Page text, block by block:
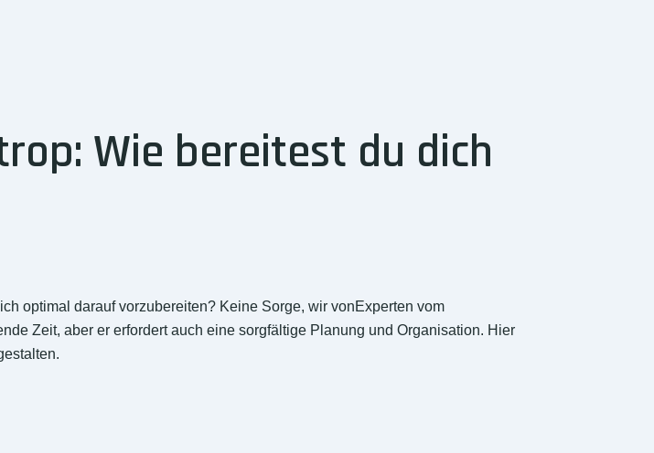
Wie bereitest du dich
optimal darauf vorzubereiten? Keine Sorge, wir vonExperten vom
Zeit, aber er erfordert auch eine sorgfältige Planung und Organisation. Hier